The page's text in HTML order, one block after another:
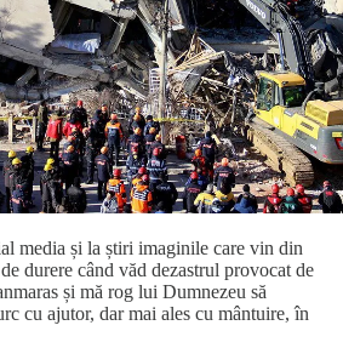
media și la știri imaginile care vin din
durere când văd dezastrul provocat de
și mă rog lui Dumnezeu să
cu ajutor, dar mai ales cu mântuire, în